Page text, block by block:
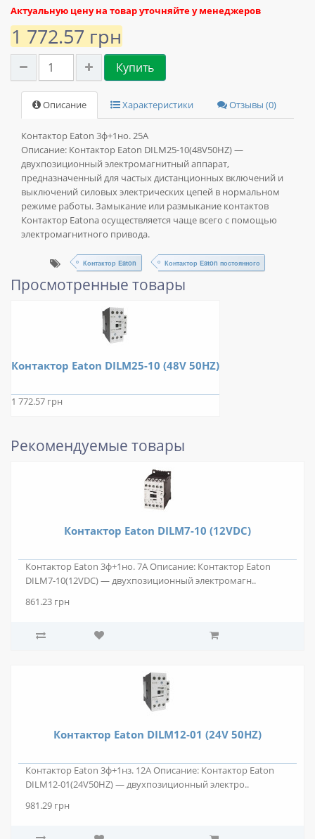
Актуальную цену на товар уточняйте у менеджеров
1 772.57 грн
Купить
Описание Характеристики Отзывы (0)
Контактор Eaton 3ф+1но. 25А
Описание: Контактор Eaton DILM25-10(48V50HZ) —
двухпозиционный электромагнитный аппарат,
предназначенный для частых дистанционных включений и
выключений силовых электрических цепей в нормальном
режиме работы. Замыкание или размыкание контактов
Контактор Eatonа осуществляется чаще всего с помощью
электромагнитного привода.
Контактор Eaton Контактор Eaton постоянного
Просмотренные товары
Контактор Eaton DILM25-10 (48V 50HZ)
1 772.57 грн
Рекомендуемые товары
Контактор Eaton DILM7-10 (12VDC)
Контактор Eaton 3ф+1но. 7А Описание: Контактор Eaton
DILM7-10(12VDC) — двухпозиционный электромагн..
861.23 грн
Контактор Eaton DILM12-01 (24V 50HZ)
Контактор Eaton 3ф+1нз. 12А Описание: Контактор Eaton
DILM12-01(24V50HZ) — двухпозиционный электро..
981.29 грн